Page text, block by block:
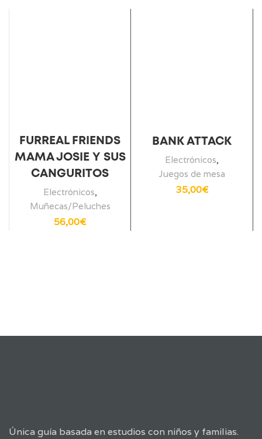
FURREAL FRIENDS
MAMA JOSIE Y SUS
CANGURITOS
Electrónicos,
Muñecas/Peluches
56,00€
BANK ATTACK
Electrónicos,
Juegos de mesa
35,00€
Única guía basada en estudios con niños y familias.